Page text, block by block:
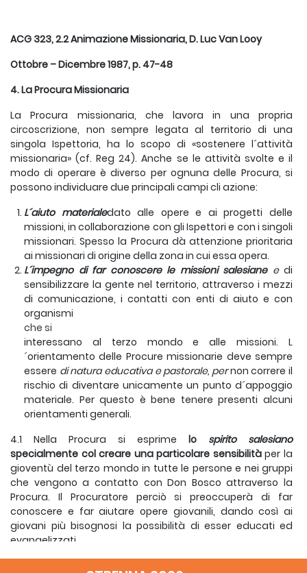
ACG 323, 2.2 Animazione Missionaria, D. Luc Van Looy
Ottobre – Dicembre 1987, p. 47-48
4. La Procura Missionaria
La Procura missionaria, che lavora in una propria
circoscrizione, non sempre legata al territorio di una
singola Ispettoria, ha lo scopo di «sostenere l´attività
missionaria» (cf. Reg 24). Anche se le attività svolte e il
modo di operare è diverso per ognuna delle Procura, si
possono individuare due principali campi cli azione:
L´aiuto materialedato alle opere e ai progetti delle
missioni, in collaborazione con gli Ispettori e con i singoli
missionari. Spesso la Procura dà attenzione prioritaria
ai missionari di origine della zona in cui essa opera.
L´impegno di far conoscere le missioni salesianee di
sensibilizzare la gente nel territorio, attraverso i mezzi
di comunicazio­ne, i contatti con enti di aiuto e con
organismi
che si
interessano al terzo mondo e alle missioni. L
´orientamento delle Procure missionarie deve sempre
essere di natura educativa e pastorale, pernon correre il
rischio di diventare unicamente un punto d´appoggio
materiale. Per questo è bene tenere presenti alcuni
orientamenti generali.
4.1 Nella Procura si esprime lo spirito salesiano
specialmente col creare una particolare sensibilitàper la
gioventù del terzo mondo in tutte le persone e nei gruppi
che vengono a contatto con Don Bosco attraverso la
Procura. Il Procuratore perciò si preoccuperà di far
conoscere e far aiutare opere giovanili, dando così ai
giovani più bisognosi la possibilità di esser educati ed
evangelizzati.